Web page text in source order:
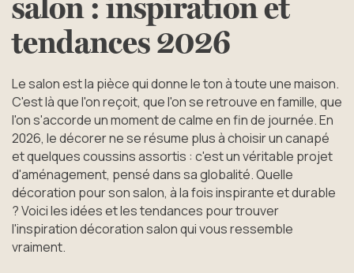
tendances 2026
Le salon est la pièce qui donne le ton à toute une maison.
C'est là que l'on reçoit, que l'on se retrouve en famille, que
l'on s'accorde un moment de calme en fin de journée. En
2026, le décorer ne se résume plus à choisir un canapé
et quelques coussins assortis : c'est un véritable projet
d'aménagement, pensé dans sa globalité. Quelle
décoration pour son salon, à la fois inspirante et durable
? Voici les idées et les tendances pour trouver
l'inspiration décoration salon qui vous ressemble
vraiment.